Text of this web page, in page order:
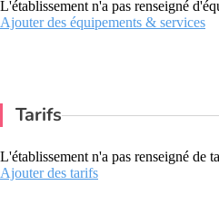
L'établissement n'a pas renseigné
Ajouter des équipements & services
Tarifs
L'établissement n'a pas renseigné de
Ajouter des tarifs